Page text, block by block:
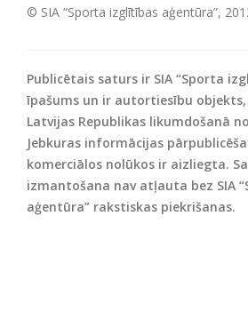
© SIA “Sporta izglītības aģentūra”,
Publicētais saturs ir SIA “Sporta
īpašums un ir autortiesību
Latvijas Republikas likumdošanā
Jebkuras informācijas
komerciālos nolūkos ir aizliegta.
izmantošana nav atļauta bez SIA
aģentūra” rakstiskas piekrišanas.